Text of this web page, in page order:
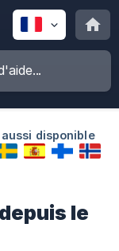
disponible
le